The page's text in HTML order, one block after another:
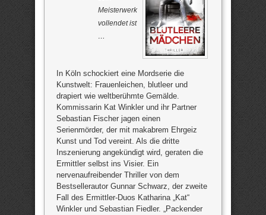
Meisterwerk
vollendet ist
…
In Köln schockiert eine Mordserie die
Kunstwelt: Frauenleichen, blutleer und
drapiert wie weltberühmte Gemälde.
Kommissarin Kat Winkler und ihr Partner
Sebastian Fischer jagen einen
Serienmörder, der mit makabrem Ehrgeiz
Kunst und Tod vereint. Als die dritte
Inszenierung angekündigt wird, geraten die
Ermittler selbst ins Visier. Ein
nervenaufreibender Thriller von dem
Bestsellerautor Gunnar Schwarz, der zweite
Fall des Ermittler-Duos Katharina „Kat“
Winkler und Sebastian Fiedler. „Packender